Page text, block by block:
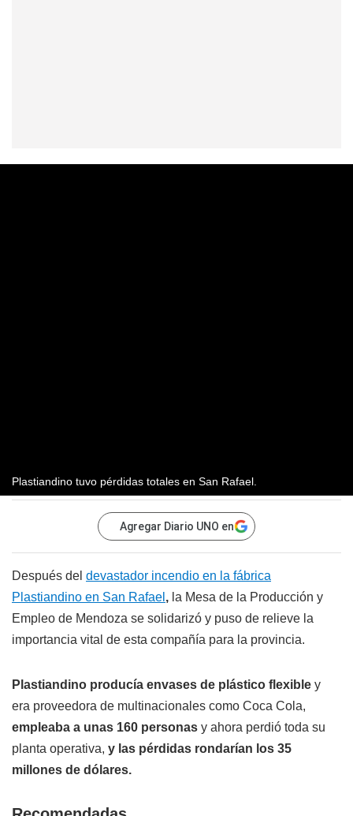
Plastiandino tuvo pérdidas totales en San Rafael.
Agregar Diario UNO en
Después del devastador incendio en la fábrica
Plastiandino en San Rafael , la Mesa de la Producción y
Empleo de Mendoza se solidarizó y puso de relieve la
importancia vital de esta compañía para la provincia.
Plastiandino producía envases de plástico flexible y
era proveedora de multinacionales como Coca Cola,
empleaba a unas 160 personas y ahora perdió toda su
planta operativa, y las pérdidas rondarían los 35
millones de dólares.